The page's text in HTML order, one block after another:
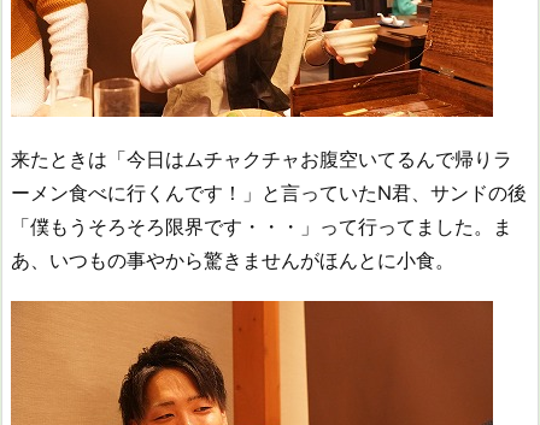
来たときは「今日はムチャクチャお腹空いてるんで帰りラ
ーメン食べに行くんです！」と言っていたN君、サンドの後
「僕もうそろそろ限界です・・・」って行ってました。ま
あ、いつもの事やから驚きませんがほんとに小食。